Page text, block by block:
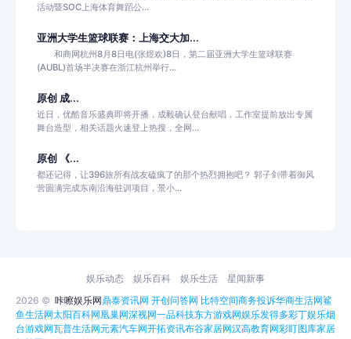
活动暨SOC上海体育舞蹈公...
亚洲大学生篮球联赛：上海交大加...
和商网杭州8月8日电(张煜欢)8日，第二届亚洲大学生篮球联赛
(AUBL)首场半决赛在浙江杭州举行...
原创 成...
近日，优酷音乐盛典即将开播，成毅确认登台献唱，工作室提前放出专属
舞台造型，相关话题火速登上热搜，全网...
原创 《...
都还记得，让396旅所有战友磕疯了的那个热烈拥抱吧？ 郭子剑带着御风
营圆满完成东南沿海驻训项目，景小...
2026 © 咔嚓娱乐网鼎泰资讯网 开创问答网 比特空间商务投诉华商生活网鲨
鱼生活网太阳百科网凰巢网深视网一品科技东方游戏网娱乐发得多彩丁娱乐烟
台游戏网瓦普生活网元素汽车网开拓资讯布谷家居网汉高教育网彩盯图库家居
娱乐动态 娱乐百科 娱乐生活 星闻新事